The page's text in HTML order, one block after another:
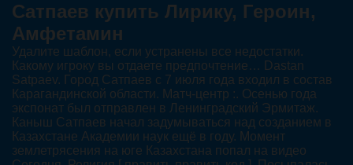
Сатпаев купить Лирику, Героин,
Амфетамин
Удалите шаблон, если устранены все недостатки.
Какому игроку вы отдаете предпочтение… Dastan
Satpaev. Город Сатпаев с 7 июля года входил в состав
Карагандинской области. Матч-центр :. Осенью года
экспонат был отправлен в Ленинградский Эрмитаж.
Каныш Сатпаев начал задумываться над созданием в
Казахстане Академии наук ещё в году. Момент
землетрясения на юге Казахстана попал на видео